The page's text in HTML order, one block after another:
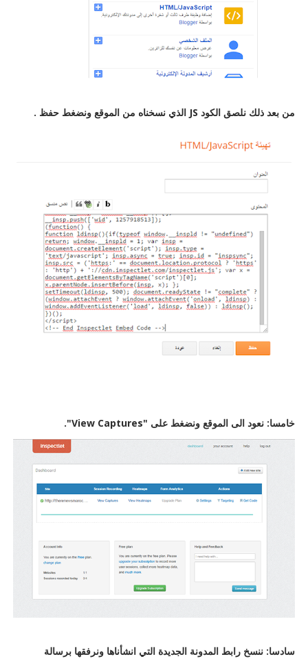
من بعد ذلك نلصق الكود JS الذي نسخناه من الموقع ونضغط حفظ .
خامسا: نعود الى الموقع ونضغط على "View Captures".
سادسا: ننسخ رابط المدونة الجديدة التي انشأناها ونرفقها برسالة